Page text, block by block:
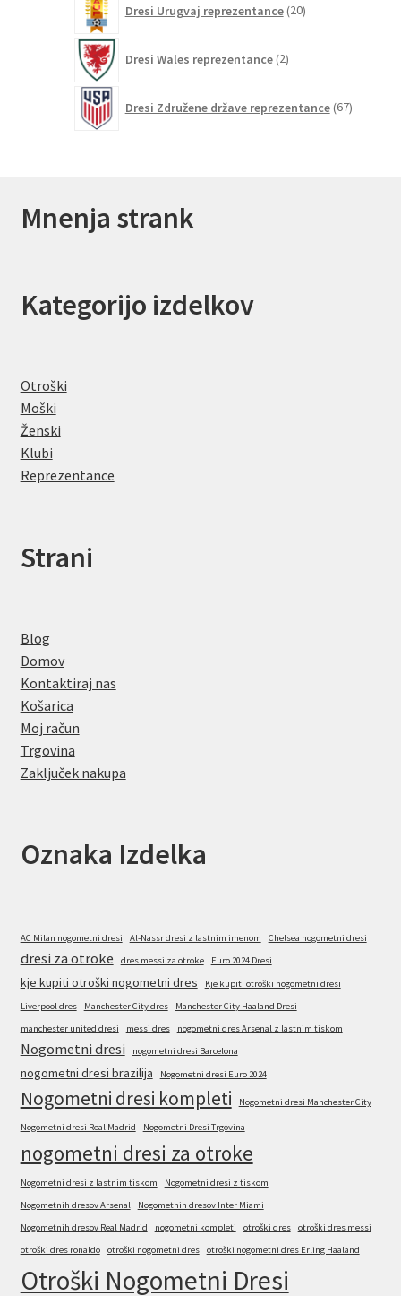
Dresi Urugvaj reprezentance 20izdelkov
Dresi Wales reprezentance 2izdelka
Dresi Združene države reprezentance 67izdelkov
Mnenja strank
Kategorijo izdelkov
Otroški
Moški
Ženski
Klubi
Reprezentance
Strani
Blog
Domov
Kontaktiraj nas
Košarica
Moj račun
Trgovina
Zaključek nakupa
Oznaka Izdelka
AC Milan nogometni dresi Al-Nassr dresi z lastnim imenom Chelsea nogometni dresi
dresi za otroke dres messi za otroke Euro 2024 Dresi
kje kupiti otroški nogometni dres
Kje kupiti otroški nogometni dresi
Liverpool dres
Manchester City dres
Manchester City Haaland Dresi
manchester united dresi
messi dres nogometni dres Arsenal z lastnim tiskom
Nogometni dresi nogometni dresi Barcelona
nogometni dresi brazilija Nogometni dresi Euro 2024
Nogometni dresi kompleti Nogometni dresi Manchester City
Nogometni dresi Real Madrid Nogometni Dresi Trgovina
nogometni dresi za otroke
Nogometni dresi z lastnim tiskom
Nogometni dresi z tiskom
Nogometnih dresov Arsenal
Nogometnih dresov Inter Miami
Nogometnih dresov Real Madrid
nogometni kompleti otroški dres
otroški dres messi
otroški dres ronaldo
otroški nogometni dres otroški nogometni dres Erling Haaland
Otroški Nogometni Dresi